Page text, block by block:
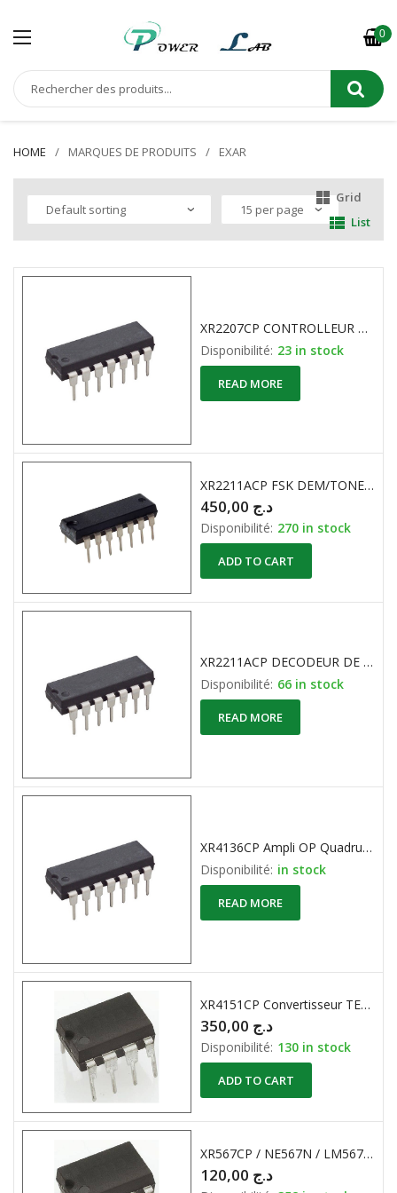
0
HOME MARQUES DE PRODUITS EXAR
Grid
List
XR2207CP CONTROLLEUR DE TENSION
Disponibilité: 23 in stock
READ MORE
XR2211ACP FSK DEM/TONE DECODER
د.ج
Disponibilité: 270 in stock
ADD TO CART
XR2211ACP DECODEUR DE TONALITE / DEMODULATEUR FSK /PLL
Disponibilité: 66 in stock
READ MORE
XR4136CP Ampli OP Quadruple Hautes performances Bande passante: 1MHz.
Disponibilité: in stock
READ MORE
XR4151CP Convertisseur TENSION – FREQUENCE
د.ج
Disponibilité: 130 in stock
ADD TO CART
XR567CP / NE567N / LM567 Décodeur de Tonalité
د.ج